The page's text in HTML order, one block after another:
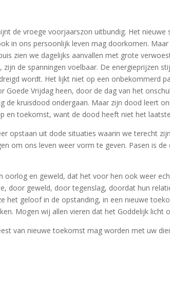
de vroege voorjaarszon uitbundig. Het
in ons persoonlijk leven mag doorkomen.
zien we dagelijks aanvallen met grote
de spanningen voelbaar. De energieprijzen
wordt. Het lijkt niet op een onbekommerd
Vrijdag heen, door de dag van het
de kruisdood ondergaan. Maar zijn dood leert
en toekomst, want de dood heeft niet het
opstaan uit dode situaties waarin we terecht
om ons leven weer vorm te geven. Pasen is
en geweld, dat het voor hen ook weer
door geweld, door tegenslag, doordat hun
het geloof in de opstanding, in een nieuwe
Mogen wij allen vieren dat het Goddelijk
van nieuwe toekomst mag worden met uw